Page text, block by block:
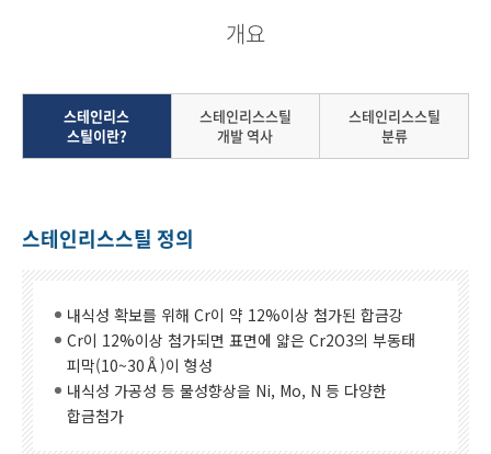
개요
스테인리스
스틸이란?
스테인리스스틸
개발 역사
스테인리스스틸
분류
스테인리스스틸 정의
내식성 확보를 위해 Cr이 약 12%이상 첨가된 합금강
Cr이 12%이상 첨가되면 표면에 얇은 Cr2O3의 부동태
피막(10~30Å)이 형성
내식성 가공성 등 물성향상을 Ni, Mo, N 등 다양한
합금첨가